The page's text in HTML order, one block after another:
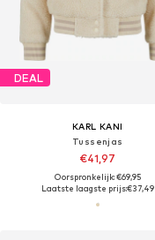
DEAL
KARL KANI
Tussenjas
€41,97
Oorspronkelijk: €69,95
Laatste laagste prijs:€37,49